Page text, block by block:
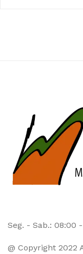
Seg. - Sab.: 08:00
@ Copyright 2022